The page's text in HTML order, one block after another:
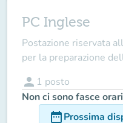
PC Inglese
Postazione riservata
per la preparazione
person 1 posto
Non ci sono fasce
date_rangeProssima